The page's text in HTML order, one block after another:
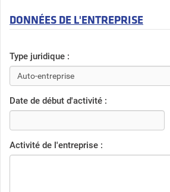
DONNÉES DE L'ENTREPRISE
Type juridique :
Date de début d'activité :
Activité de l'entreprise :